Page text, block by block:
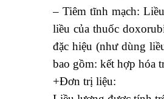
– Tiêm tĩnh mạch:
liều của thuốc
đặc hiệu (như dùng
bao gồm: kết hợp hóa
+Đơn trị liệu: